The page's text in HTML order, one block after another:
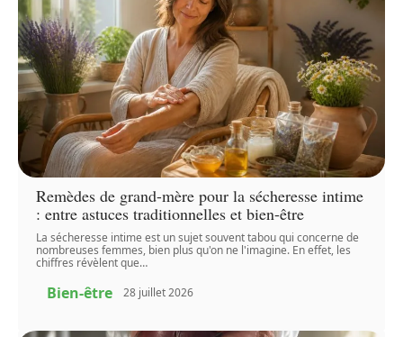
Remèdes de grand-mère pour la sécheresse intime
: entre astuces traditionnelles et bien-être
La sécheresse intime est un sujet souvent tabou qui concerne de
nombreuses femmes, bien plus qu'on ne l'imagine. En effet, les
chiffres révèlent que…
Bien-être 28 juillet 2026